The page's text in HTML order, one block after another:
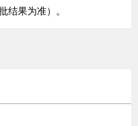
结果为准）。